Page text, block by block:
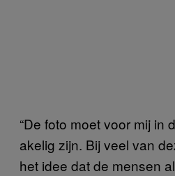
“De foto moet voor mij in
akelig zijn. Bij veel van
het idee dat de mensen